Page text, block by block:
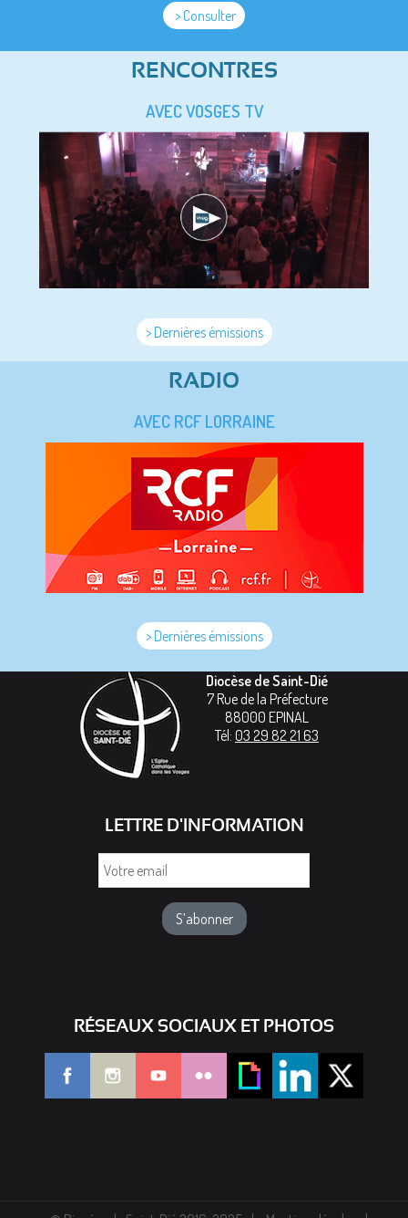
> Consulter
RENCONTRES
AVEC VOSGES TV
> Dernières émissions
RADIO
AVEC RCF LORRAINE
> Dernières émissions
Diocèse de Saint-Dié
7 Rue de la Préfecture
88000 EPINAL
Tél: 03 29 82 21 63
LETTRE D'INFORMATION
RÉSEAUX SOCIAUX ET PHOTOS